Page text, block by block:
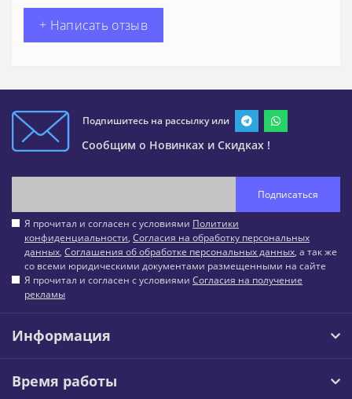
+ Написать отзыв
Подпишитесь на рассылку или
Сообщим о Новинках и Скидках !
Подписаться
Я прочитал и согласен с условиями Политики
конфиденциальности, Согласия на обработку персональных
данных, Соглашения об обработке персональных данных, а так же
со всеми юридическими документами размещенными на сайте
Я прочитал и согласен с условиями Согласия на получение
рекламы
Информация
Время работы